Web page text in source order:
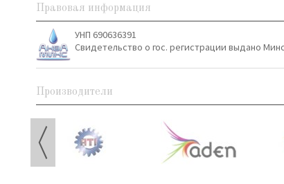
Правовая информация
УНП 690636391
Свидетельство о гос. регистрации выдано
Производители